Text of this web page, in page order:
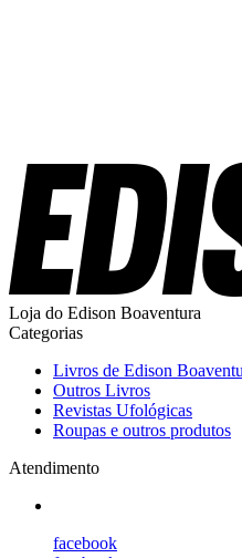
Loja do Edison Boaventura
Categorias
Livros de Edison
Outros Livros
Revistas Ufológicas
Roupas e outros produtos
Atendimento
facebook